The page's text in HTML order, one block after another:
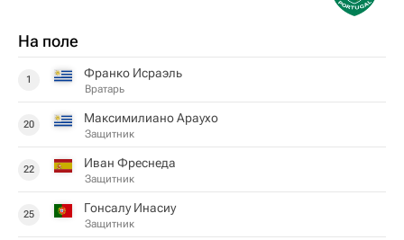
На поле
1 Франко Исраэль
Вратарь
20 Максимилиано Араухо
Защитник
22 Иван Фреснеда
Защитник
25 Гонсалу Инасиу
Защитник